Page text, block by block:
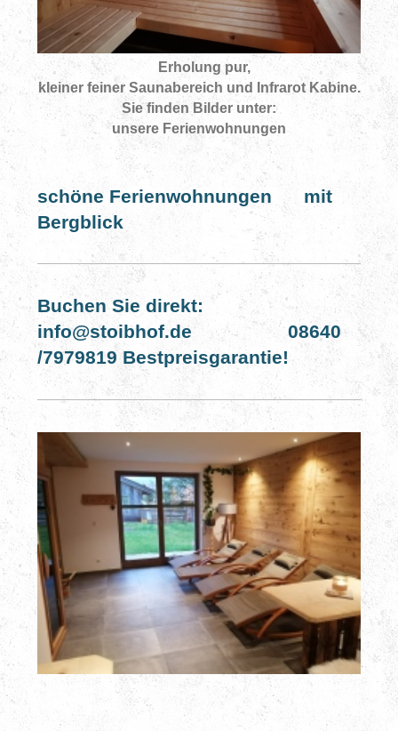
Erholung pur,
kleiner feiner Saunabereich und Infrarot Kabine.
Sie finden Bilder unter:
unsere Ferienwohnungen
schöne Ferienwohnungen mit
Bergblick
Buchen Sie direkt:
info@stoibhof.de 08640
/7979819 Bestpreisgarantie!